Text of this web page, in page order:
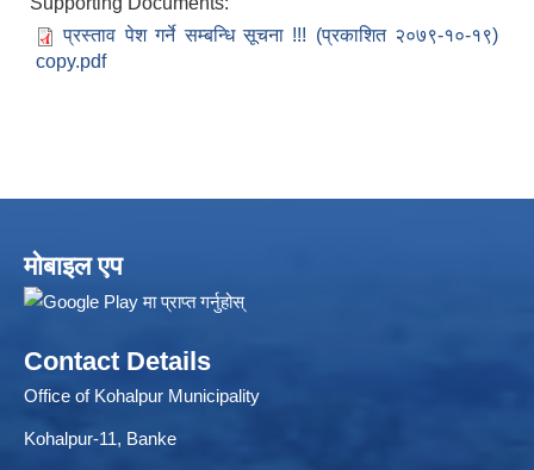
प्रस्ताव पेश गर्ने सम्बन्धि सूचना !!! (प्रकाशित २०७९-१०-१९)
copy.pdf
मोबाइल एप
Contact Details
Office of Kohalpur Municipality
Kohalpur-11, Banke